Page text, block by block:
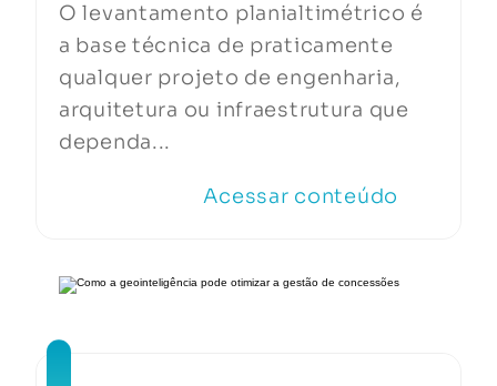
O levantamento planialtimétrico é
a base técnica de praticamente
qualquer projeto de engenharia,
arquitetura ou infraestrutura que
dependa...
Acessar conteúdo